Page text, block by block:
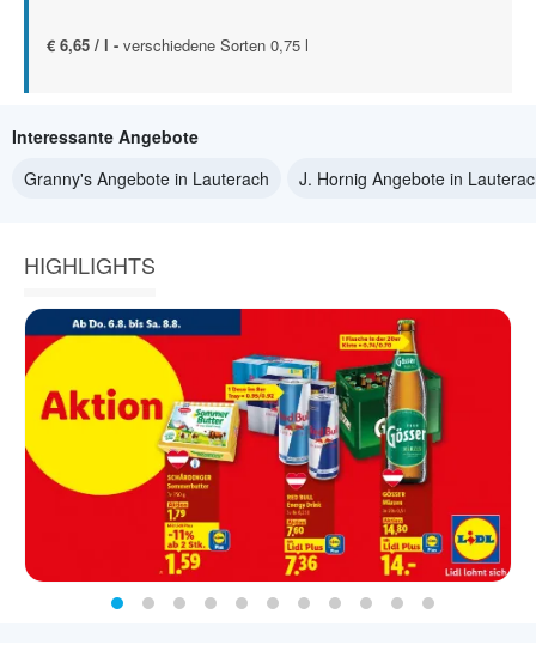
€ 6,65 / l - verschiedene Sorten 0,75 l
Interessante Angebote
Granny's Angebote in Lauterach
J. Hornig Angebote in
HIGHLIGHTS